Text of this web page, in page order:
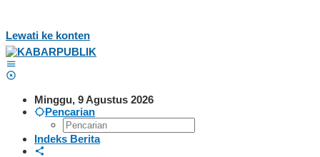
Lewati ke konten
Minggu, 9 Agustus 2026
Pencarian
Indeks Berita